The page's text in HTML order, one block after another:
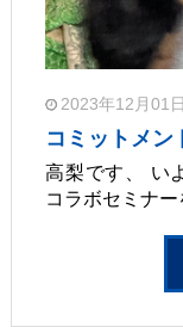
2023年12月01日
コミットメン
高梨です、 い
コラボセミナ